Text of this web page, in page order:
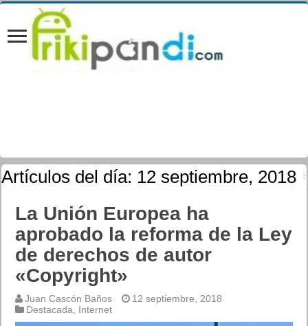
Artículos del día: 12 septiembre, 2018
La Unión Europea ha
aprobado la reforma de la Ley
de derechos de autor
«Copyright»
Juan Cascón Baños
12 septiembre, 2018
Destacada
Internet